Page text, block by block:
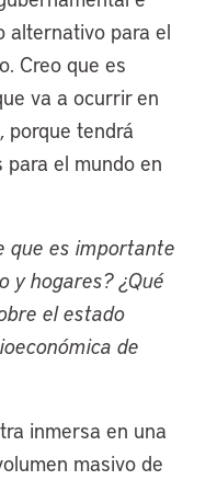
alternativo para el
Creo que es
va a ocurrir en
porque tendrá
el mundo en
que es importante
y hogares? ¿Qué
el estado
de
inmersa en una
masivo de